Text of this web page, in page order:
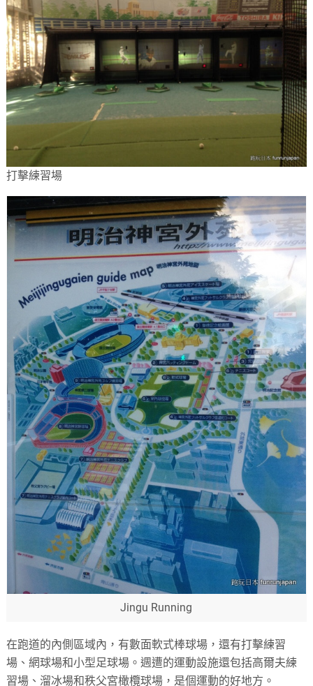
打擊練習場
Jingu Running
在跑道的內側區域內，有數面軟式棒球場，還有打擊練習
場、網球場和小型足球場。週遭的運動設施還包括高爾夫練
習場、溜冰場和秩父宮橄欖球場，是個運動的好地方。